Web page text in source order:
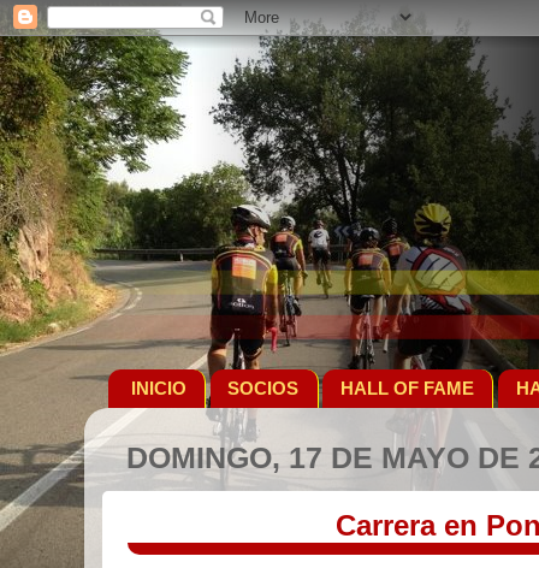
INICIO SOCIOS HALL OF FAME
DOMINGO, 17 DE MAYO DE
Carrera en